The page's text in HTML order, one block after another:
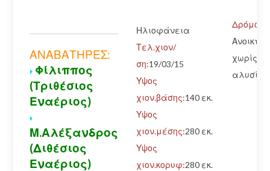
ΑΝΑΒΑΤΗΡΕΣ:
Φίλιππος
(Τριθέσιος
Εναέριος)
Μ.Αλέξανδρος
(Διθέσιος
Εναέριος)
Ηλιοφάνεια
Τελ.χιον/
ση:19/03/15
Υψος
χιον.βάσης:140 εκ.
Υψος
χιον.μέσης:280 εκ.
Υψος
χιον.κορυφ:280 εκ.
Δρόμος:
Ανοικτός
χωρίς